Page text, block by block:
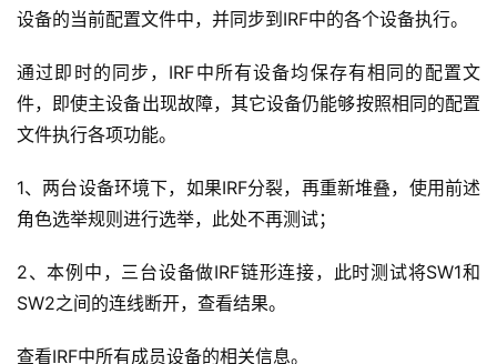
设备的当前配置文件中，并同步到IRF中的各个设备执行。
通过即时的同步，IRF中所有设备均保存有相同的配置文
件，即使主设备出现故障，其它设备仍能够按照相同的配置
文件执行各项功能。
1、两台设备环境下，如果IRF分裂，再重新堆叠，使用前述
角色选举规则进行选举，此处不再测试；
2、本例中，三台设备做IRF链形连接，此时测试将SW1和
SW2之间的连线断开，查看结果。
查看IRF中所有成员设备的相关信息。